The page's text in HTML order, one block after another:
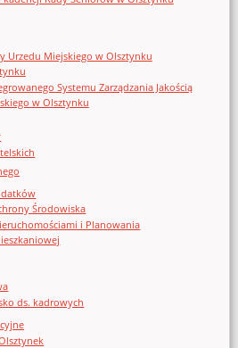
Urzedu Miejskiego w Olsztynku
Systemu Zarządzania Jakością
w Olsztynku
Środowiska
i Planowania
ds. kadrowych